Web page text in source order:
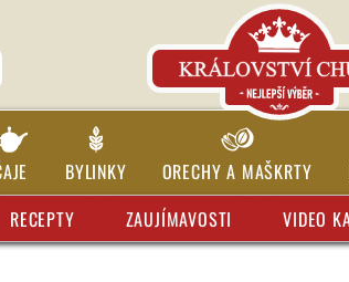
BYLINKY ORECHY A MAŠKRTY
RECEPTY ZAUJÍMAVOSTI VIDEO